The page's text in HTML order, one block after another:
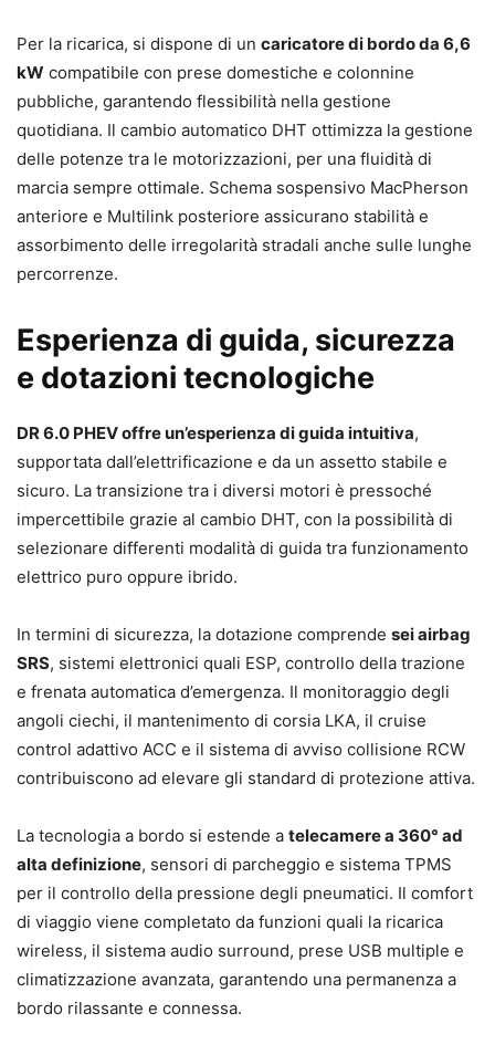
Per la ricarica, si dispone di un caricatore di bordo da 6,6
kW compatibile con prese domestiche e colonnine
pubbliche, garantendo flessibilità nella gestione
quotidiana. Il cambio automatico DHT ottimizza la gestione
delle potenze tra le motorizzazioni, per una fluidità di
marcia sempre ottimale. Schema sospensivo MacPherson
anteriore e Multilink posteriore assicurano stabilità e
assorbimento delle irregolarità stradali anche sulle lunghe
percorrenze.
Esperienza di guida, sicurezza
e dotazioni tecnologiche
DR 6.0 PHEV offre un’esperienza di guida intuitiva,
supportata dall’elettrificazione e da un assetto stabile e
sicuro. La transizione tra i diversi motori è pressoché
impercettibile grazie al cambio DHT, con la possibilità di
selezionare differenti modalità di guida tra funzionamento
elettrico puro oppure ibrido.
In termini di sicurezza, la dotazione comprende sei airbag
SRS, sistemi elettronici quali ESP, controllo della trazione
e frenata automatica d’emergenza. Il monitoraggio degli
angoli ciechi, il mantenimento di corsia LKA, il cruise
control adattivo ACC e il sistema di avviso collisione RCW
contribuiscono ad elevare gli standard di protezione attiva.
La tecnologia a bordo si estende a telecamere a 360° ad
alta definizione, sensori di parcheggio e sistema TPMS
per il controllo della pressione degli pneumatici. Il comfort
di viaggio viene completato da funzioni quali la ricarica
wireless, il sistema audio surround, prese USB multiple e
climatizzazione avanzata, garantendo una permanenza a
bordo rilassante e connessa.